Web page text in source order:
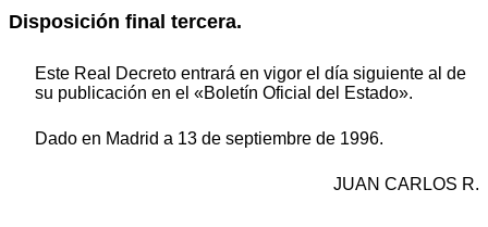
Disposición final tercera.
Este Real Decreto entrará en vigor el día siguiente al de
su publicación en el «Boletín Oficial del Estado».
Dado en Madrid a 13 de septiembre de 1996.
JUAN CARLOS R.